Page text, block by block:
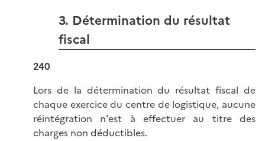
3. Détermination du résultat
fiscal
240
Lors de la détermination du résultat fiscal de
chaque exercice du centre de logistique, aucune
réintégration n'est à effectuer au titre des
charges non déductibles.